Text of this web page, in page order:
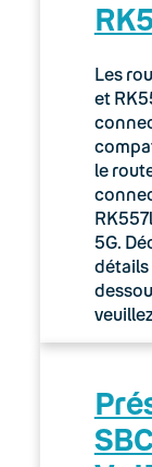
Les
et
le
5G.
détails